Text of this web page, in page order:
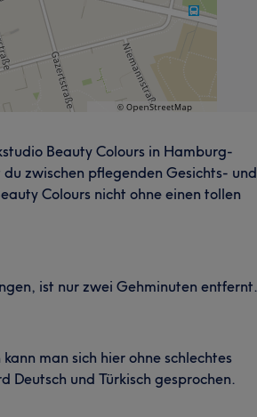
Beauty Colours in Hamburg-
zwischen pflegenden Gesichts- und
Colours nicht ohne einen tollen
ist nur zwei Gehminuten entfernt.
man sich hier ohne schlechtes
Deutsch und Türkisch gesprochen.